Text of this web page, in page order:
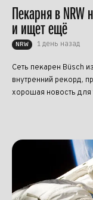
Пекарня в NRW
и ищет ещё
NRW 1 день назад
Сеть пекарен Büsch
внутренний рекорд,
хорошая новость для